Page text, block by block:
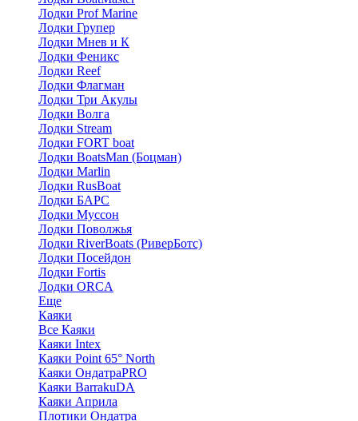
Лодки Prof Marine
Лодки Групер
Лодки Мнев и К
Лодки Феникс
Лодки Reef
Лодки Флагман
Лодки Три Акулы
Лодки Волга
Лодки Stream
Лодки FORT boat
Лодки BoatsMan (Боцман)
Лодки Marlin
Лодки RusBoat
Лодки БАРС
Лодки Муссон
Лодки Поволжья
Лодки RiverBoats (РиверБотс)
Лодки Посейдон
Лодки Fortis
Лодки ORCA
Еще
Каяки
Все Каяки
Каяки Intex
Каяки Point 65° North
Каяки ОндатраPRO
Каяки BarrakuDA
Каяки Априла
Плотики Ондатра